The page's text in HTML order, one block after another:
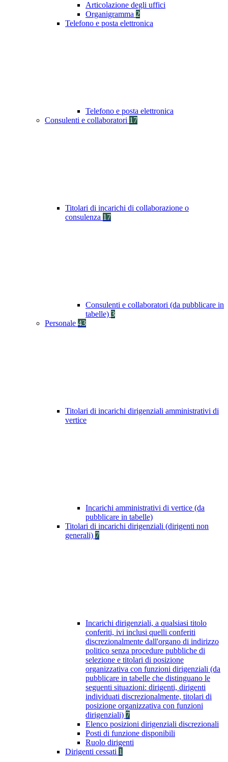
Articolazione degli uffici
Organigramma 2
Telefono e posta elettronica
Telefono e posta elettronica
Consulenti e collaboratori 17
Titolari di incarichi di collaborazione o
consulenza 17
Consulenti e collaboratori (da pubblicare in
tabelle) 3
Personale 43
Titolari di incarichi dirigenziali amministrativi di
vertice
Incarichi amministrativi di vertice (da
pubblicare in tabelle)
Titolari di incarichi dirigenziali (dirigenti non
generali) 7
Incarichi dirigenziali, a qualsiasi titolo
conferiti, ivi inclusi quelli conferiti
discrezionalmente dall'organo di indirizzo
politico senza procedure pubbliche di
selezione e titolari di posizione
organizzativa con funzioni dirigenziali (da
pubblicare in tabelle che distinguano le
seguenti situazioni: dirigenti, dirigenti
individuati discrezionalmente, titolari di
posizione organizzativa con funzioni
dirigenziali) 7
Elenco posizioni dirigenziali discrezionali
Posti di funzione disponibili
Ruolo dirigenti
Dirigenti cessati 1